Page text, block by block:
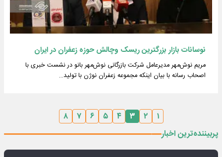
نوسانات بازار بزرگترین ریسک وچالش حوزه زعفران در ایران
مریم نوش‌مهر مدیرعامل شرکت بازرگانی نوش‌مهر بانو در نشست خبری با
اصحاب رسانه با بیان اینکه مجموعه زعفران نوژن با تولید…
۱ ۲ ۳ ۴ ۵ ۶ ۷
۸
پربیننده‌ترین اخبار